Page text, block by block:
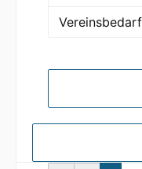
Vereinsbedarf